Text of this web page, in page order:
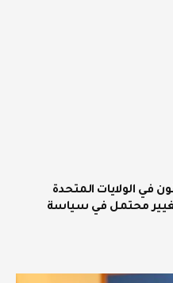
الولايات المتحدة
محتمل في سياسة